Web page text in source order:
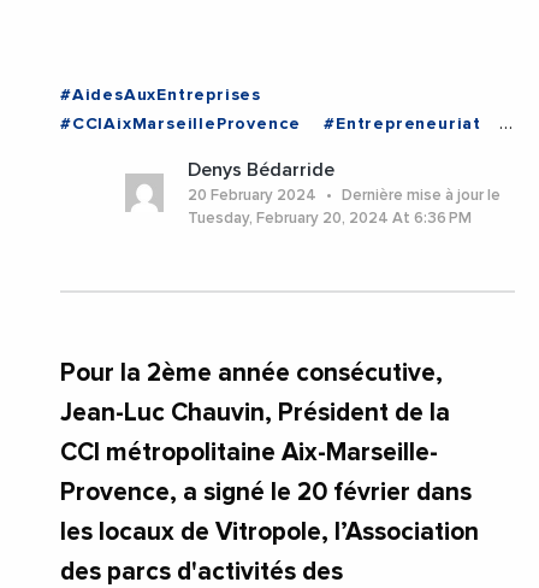
#AidesAuxEntreprises
#CCIAixMarseilleProvence
#Entrepreneuriat
#Marseille
#ProvenceAlpesCoteDAzur
Denys Bédarride
20 February 2024
Dernière mise à jour le
Tuesday, February 20, 2024 At 6:36 PM
Pour la 2ème année consécutive,
Jean-Luc Chauvin, Président de la
CCI métropolitaine Aix-Marseille-
Provence, a signé le 20 février dans
les locaux de Vitropole, l’Association
des parcs d'activités des